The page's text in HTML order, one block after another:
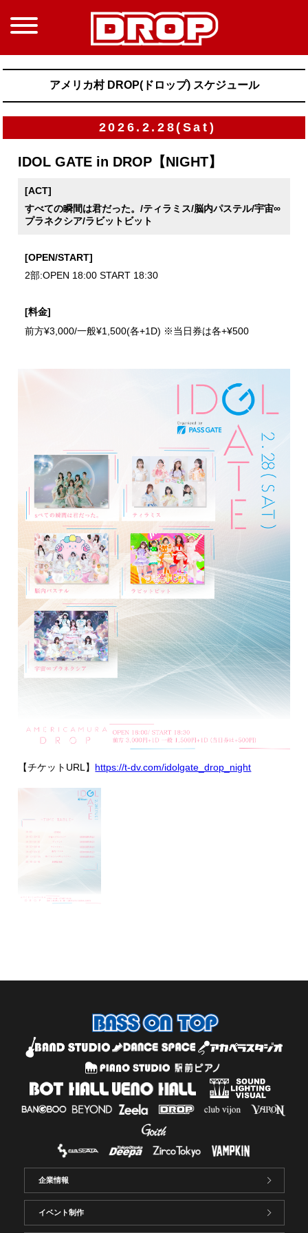
アメリカ村 DROP(ドロップ) スケジュール
2026.2.28(Sat)
IDOL GATE in DROP【NIGHT】
[ACT]
すべての瞬間は君だった。/ティラミス/脳内パステル/宇宙∞
プラネクシア/ラビットビット
[OPEN/START]
2部:OPEN 18:00 START 18:30
[料金]
前方¥3,000/一般¥1,500(各+1D) ※当日券は各+¥500
【チケットURL】 https://t-dv.com/idolgate_drop_night
企業情報
イベント制作